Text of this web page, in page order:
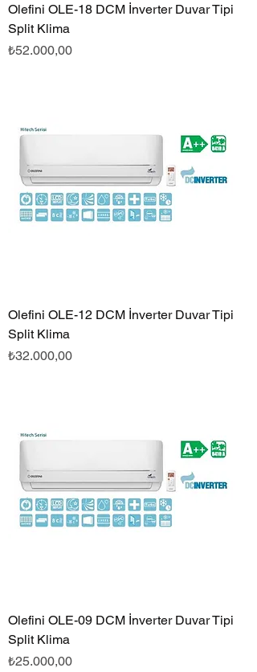
Olefini OLE-18 DCM İnverter Duvar Tipi
Split Klima
Fiyat
₺52.000,00
Olefini OLE-12 DCM İnverter Duvar Tipi
Split Klima
Fiyat
₺32.000,00
Olefini OLE-09 DCM İnverter Duvar Tipi
Split Klima
Fiyat
₺25.000,00